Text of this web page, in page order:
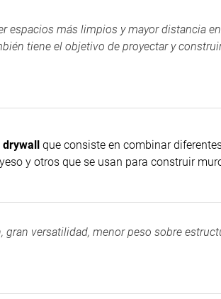
espacios más limpios y mayor distancia
tiene el objetivo de proyectar y
drywall que consiste en combinar
y otros que se usan para construir
versatilidad, menor peso sobre